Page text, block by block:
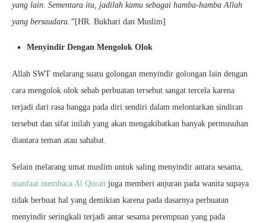
yang lain. Sementara itu, jadilah kamu sebagai hamba-hamba Allah
yang bersaudara.” [HR. Bukhari dan Muslim]
Menyindir Dengan Mengolok Olok
Allah SWT melarang suatu golongan menyindir golongan lain dengan
cara mengolok olok sebab perbuatan tersebut sangat tercela karena
terjadi dari rasa bangga pada diri sendiri dalam melontarkan sindiran
tersebut dan sifat inilah yang akan mengakibatkan banyak permusuhan
diantara teman atau sahabat.
Selain melarang umat muslim untuk saling menyindir antara sesama,
manfaat membaca Al Quran juga memberi anjuran pada wanita supaya
tidak berbuat hal yang demikian karena pada dasarnya perbuatan
menyindir seringkali terjadi antar sesama perempuan yang pada